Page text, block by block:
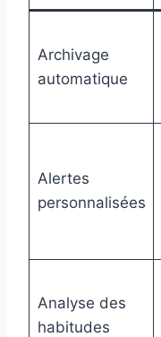
Archivage
automatique
Alertes
personnalisées
Analyse des
habitudes